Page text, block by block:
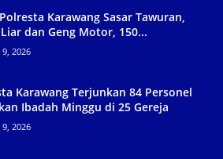
Polresta Karawang Sasar Tawuran,
dan Geng Motor, 150...
2026
Karawang Terjunkan 84 Personel
Ibadah Minggu di 25 Gereja
2026